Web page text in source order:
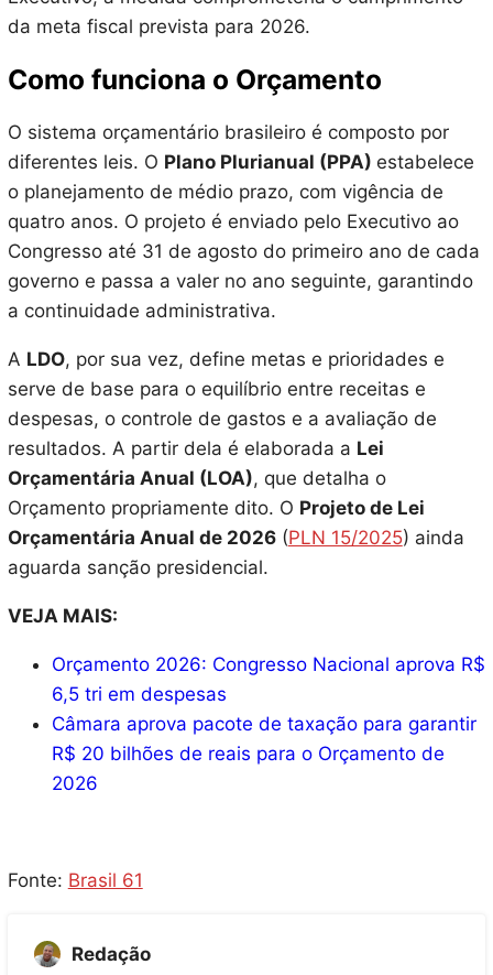
da meta fiscal prevista para 2026.
Como funciona o Orçamento
O sistema orçamentário brasileiro é composto por
diferentes leis. O Plano Plurianual (PPA) estabelece
o planejamento de médio prazo, com vigência de
quatro anos. O projeto é enviado pelo Executivo ao
Congresso até 31 de agosto do primeiro ano de cada
governo e passa a valer no ano seguinte, garantindo
a continuidade administrativa.
A LDO, por sua vez, define metas e prioridades e
serve de base para o equilíbrio entre receitas e
despesas, o controle de gastos e a avaliação de
resultados. A partir dela é elaborada a Lei
Orçamentária Anual (LOA), que detalha o
Orçamento propriamente dito. O Projeto de Lei
Orçamentária Anual de 2026(PLN 15/2025) ainda
aguarda sanção presidencial.
VEJA MAIS:
Orçamento 2026: Congresso Nacional aprova R$
6,5 tri em despesas
Câmara aprova pacote de taxação para garantir
R$ 20 bilhões de reais para o Orçamento de
2026
Fonte: Brasil 61
Redação